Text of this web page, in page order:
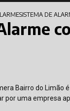
SISTEMA DE
Bairro do
por uma empresa